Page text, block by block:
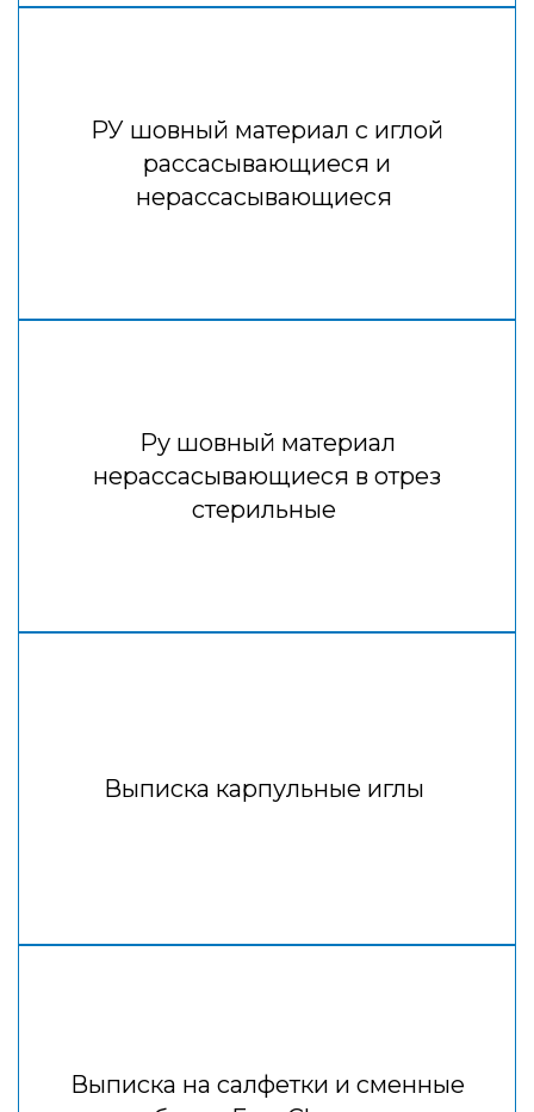
РУ шовный материал с иглой
рассасывающиеся и
нерассасывающиеся
Ру шовный материал
нерассасывающиеся в отрез
стерильные
Выписка карпульные иглы
Выписка на салфетки и сменные